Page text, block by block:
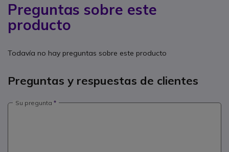
Preguntas sobre este
producto
Todavía no hay preguntas sobre este producto
Preguntas y respuestas de clientes
Su pregunta